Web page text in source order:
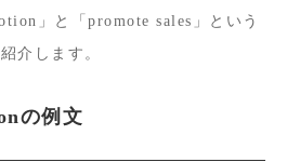
」と「promote sales」という
介します。
の例文